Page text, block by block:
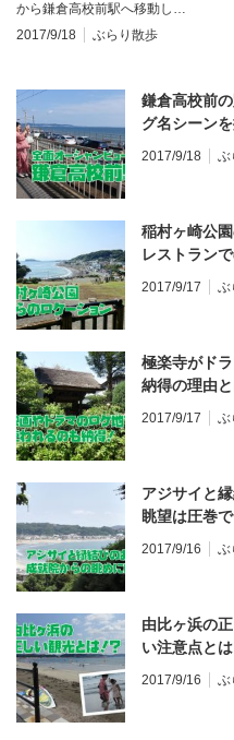
から鎌倉高校前駅へ移動し…
2017/9/18
ぶらり散歩
鎌倉高校前
グ名シーンを
2017/9/18 ぶ
稲村ヶ崎公
レストラン
2017/9/17 ぶ
極楽寺がド
納得の理由
2017/9/17 ぶ
アジサイと
眺望は圧巻で
2017/9/16 ぶ
由比ヶ浜の
い注意点とは
2017/9/16 ぶ